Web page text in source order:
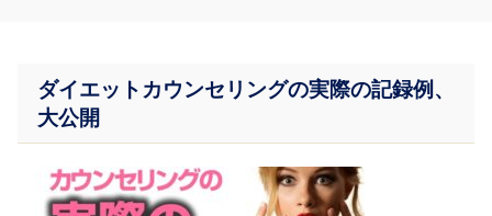
ダイエットカウンセリングの実際の記録例、
大公開